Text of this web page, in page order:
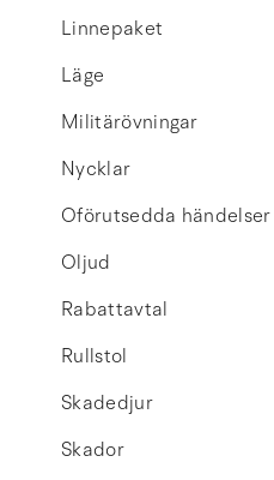
Linnepaket
Läge
Militärövningar
Nycklar
Oförutsedda händelser
Oljud
Rabattavtal
Rullstol
Skadedjur
Skador